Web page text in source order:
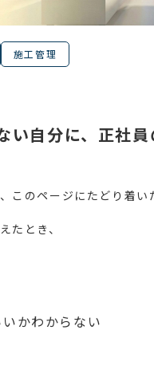
施工管理
い自分に、正社
このページにたどり着い
たとき、
かわからない